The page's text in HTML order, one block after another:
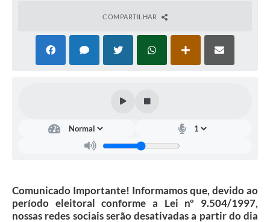
COMPARTILHAR
Comunicado Importante! Informamos que, devido ao
período eleitoral conforme a Lei nº 9.504/1997,
nossas redes sociais serão desativadas a partir do dia